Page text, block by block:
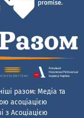
разом: Медіа та
асоціацією
з Асоціацією